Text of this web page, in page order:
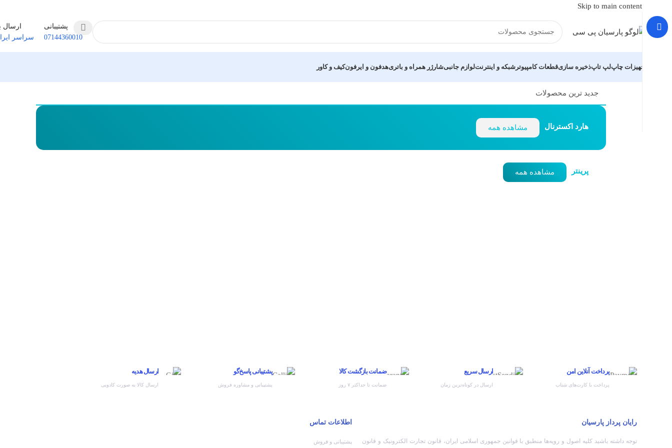
Skip to main content
پشتیبانی
07144360010
ارسال
سراسر
تجهیزات چاپلپ تاپذخیره سازیقطعات کامپیوتر شبکه و اینترنتلوازم جانبیشارژر همراه و باتریهدفون و ایرفونکیف و کاور
جدید ترین محصولات
هارد اکسترنال مشاهده همه
پرینتر مشاهده همه
پرداخت آنلاین امن
پرداخت با کارت‌های شتاب
ارسال سریع
ارسال در کوتاه‌ترین زمان
ضمانت بازگشت کالا
ضمانت تا حداکثر ۷ روز
پشتیبانی پاسخ‌گو
پشتیبانی و مشاوره فروش
ارسال هدیه
ارسال کالا به صورت کادویی
رایان پرداز پارسیان
توجه داشته باشید کلیه اصول و رویه‏‌ها منطبق با قوانین جمهوری اسلامی ایران، قانون تجارت الکترونیک و قانون
اطلاعات تماس
پشتیبانی و فروش